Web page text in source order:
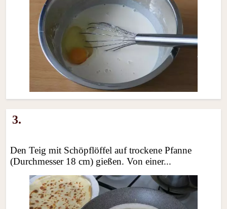
3.
Den Teig mit Schöpflöffel auf trockene Pfanne
(Durchmesser 18 cm) gießen. Von einer...